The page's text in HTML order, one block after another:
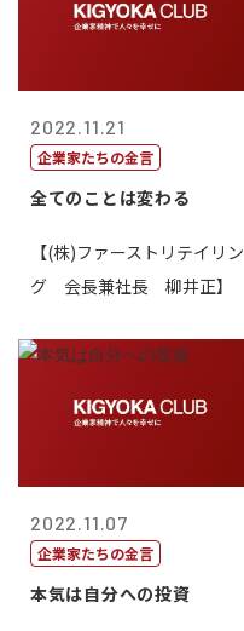
2022.11.21
企業家たちの金言
全てのことは変わる
【(株)ファーストリテイリン
グ 会長兼社長 柳井正】
2022.11.07
企業家たちの金言
本気は自分への投資